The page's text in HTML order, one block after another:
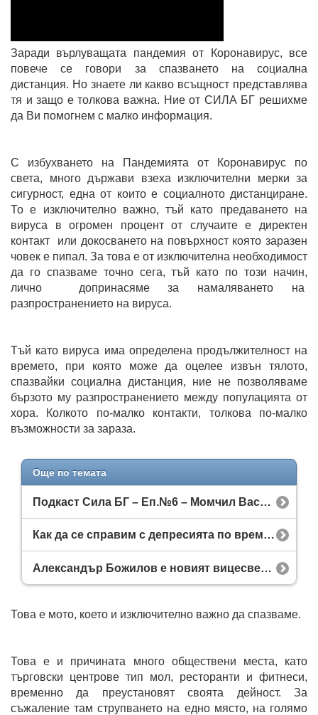
Заради върлуващата пандемия от Коронавирус, все
повече се говори за спазването на социална
дистанция. Но знаете ли какво всъщност представлява
тя и защо е толкова важна. Ние от СИЛА БГ решихме
да Ви помогнем с малко информация.
С избухването на Пандемията от Коронавирус по
света, много държави взеха изключителни мерки за
сигурност, една от които е социалното дистанциране.
То е изключително важно, тъй като предаването на
вируса в огромен процент от случаите е директен
контакт или докосването на повърхност която заразен
човек е пипал. За това е от изключителна необходимост
да го спазваме точно сега, тъй като по този начин,
лично допринасяме за намаляването на
разпространението на вируса.
Тъй като вируса има определена продължителност на
времето, при която може да оцелее извън тялото,
спазвайки социална дистанция, ние не позволяваме
бързото му разпространението между популацията от
хора. Колкото по-малко контакти, толкова по-малко
възможности за зараза.
Още по темата
Подкаст Сила БГ – Eп.№6 – Момчил Василев
Как да се справим с депресията по време на изолация?
Aлександър Божилов е новият вицесветовен шампион
Това е мото, което и изключително важно да спазваме.
Това е и причината много обществени места, като
търговски центрове тип мол, ресторанти и фитнеси,
временно да преустановят своята дейност. За
съжаление там струпването на едно място, на голямо